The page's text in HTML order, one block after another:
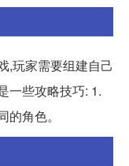
,玩家需要组建自己
一些攻略技巧: 1.
角色。